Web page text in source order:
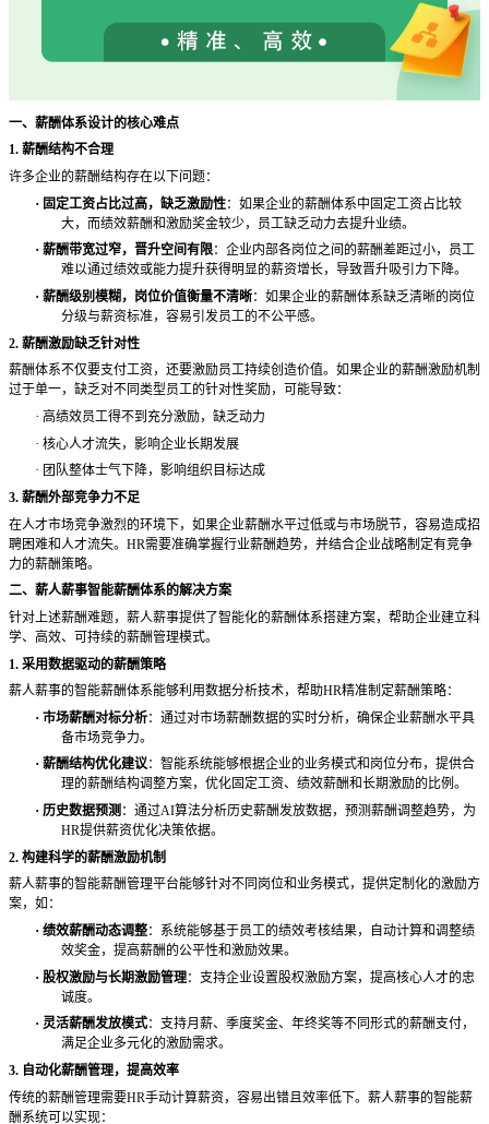
一、薪酬体系设计的核心难点
1. 薪酬结构不合理
许多企业的薪酬结构存在以下问题：
· 固定工资占比过高，缺乏激励性：如果企业的薪酬体系中固定工资占比较
大，而绩效薪酬和激励奖金较少，员工缺乏动力去提升业绩。
· 薪酬带宽过窄，晋升空间有限：企业内部各岗位之间的薪酬差距过小，员工
难以通过绩效或能力提升获得明显的薪资增长，导致晋升吸引力下降。
· 薪酬级别模糊，岗位价值衡量不清晰：如果企业的薪酬体系缺乏清晰的岗位
分级与薪资标准，容易引发员工的不公平感。
2. 薪酬激励缺乏针对性
薪酬体系不仅要支付工资，还要激励员工持续创造价值。如果企业的薪酬激励机制
过于单一，缺乏对不同类型员工的针对性奖励，可能导致：
· 高绩效员工得不到充分激励，缺乏动力
· 核心人才流失，影响企业长期发展
· 团队整体士气下降，影响组织目标达成
3. 薪酬外部竞争力不足
在人才市场竞争激烈的环境下，如果企业薪酬水平过低或与市场脱节，容易造成招
聘困难和人才流失。 HR需要准确掌握行业薪酬趋势，并结合企业战略制定有竞争
力的薪酬策略。
二、薪人薪事智能薪酬体系的解决方案
针对上述薪酬难题，薪人薪事提供了智能化的薪酬体系搭建方案，帮助企业建立科
学、高效、可持续的薪酬管理模式。
1. 采用数据驱动的薪酬策略
薪人薪事的智能薪酬体系能够利用数据分析技术，帮助HR精准制定薪酬策略：
· 市场薪酬对标分析：通过对市场薪酬数据的实时分析，确保企业薪酬水平具
备市场竞争力。
· 薪酬结构优化建议：智能系统能够根据企业的业务模式和岗位分布，提供合
理的薪酬结构调整方案，优化固定工资、绩效薪酬和长期激励的比例。
· 历史数据预测 ：通过AI算法分析历史薪酬发放数据，预测薪酬调整趋势，为
HR提供薪资优化决策依据。
2. 构建科学的薪酬激励机制
薪人薪事的智能薪酬管理平台能够针对不同岗位和业务模式，提供定制化的激励方
案，如：
· 绩效薪酬动态调整：系统能够基于员工的绩效考核结果，自动计算和调整绩
效奖金，提高薪酬的公平性和激励效果。
· 股权激励与长期激励管理：支持企业设置股权激励方案，提高核心人才的忠
诚度。
· 灵活薪酬发放模式：支持月薪、季度奖金、年终奖等不同形式的薪酬支付，
满足企业多元化的激励需求。
3. 自动化薪酬管理，提高效率
传统的薪酬管理需要HR手动计算薪资，容易出错且效率低下。薪人薪事的智能薪
酬系统可以实现：